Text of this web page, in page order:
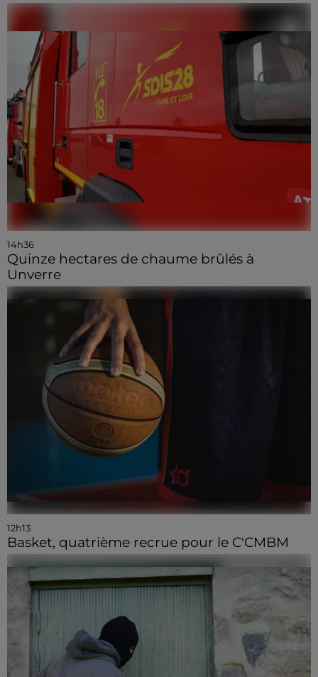
14h36
Quinze hectares de chaume brûlés à
Unverre
12h13
Basket, quatrième recrue pour le C'CMBM